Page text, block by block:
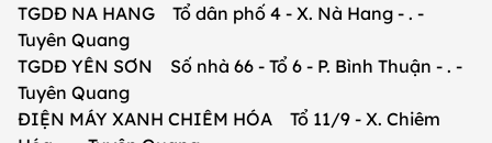
TGDĐ NA HANG Tổ dân phố 4 - X. Nà Hang - . -
Tuyên Quang
TGDĐ YÊN SƠN Số nhà 66 - Tổ 6 - P. Bình Thuận - . -
Tuyên Quang
ĐIỆN MÁY XANH CHIÊM HÓA Tổ 11/9 - X. Chiêm